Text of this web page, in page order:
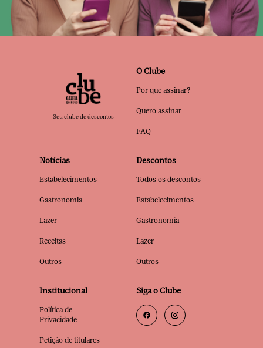
Seu clube de descontos
O Clube
Por que assinar?
Quero assinar
FAQ
Notícias
Estabelecimentos
Gastronomia
Lazer
Receitas
Outros
Descontos
Todos os descontos
Estabelecimentos
Gastronomia
Lazer
Outros
Institucional
Política de
Privacidade
Petição de titulares
Siga o Clube